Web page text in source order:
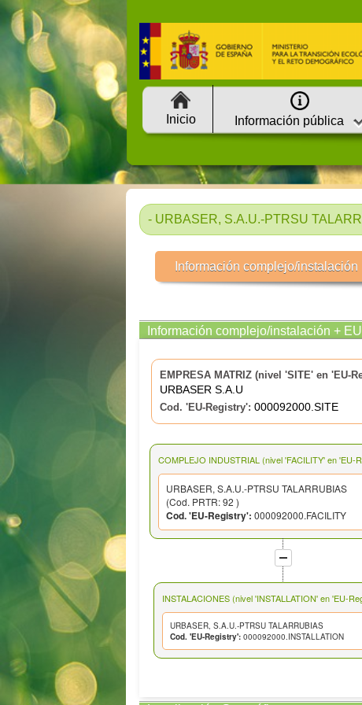
Inicio Información pública
- URBASER, S.A.U.-PTRSU
Información complejo/instalación
Información complejo/instalación +
EMPRESA MATRIZ (nivel 'SITE' en 'EU-
URBASER S.A.U
Cod. 'EU-Registry': 000092000.SITE
COMPLEJO INDUSTRIAL (nivel 'FACILITY' en 'EU-
URBASER, S.A.U.-PTRSU TALARRUBIAS
(Cod. PRTR: 92 )
Cod. 'EU-Registry': 000092000.FACILITY
INSTALACIONES (nivel 'INSTALLATION' en 'EU-
URBASER, S.A.U.-PTRSU TALARRUBIAS
Cod. 'EU-Registry':000092000.INSTALLATION